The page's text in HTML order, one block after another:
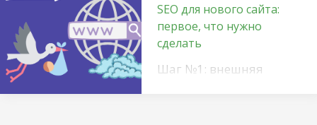
SEO для нового сайта:
первое, что нужно
сделать
Шаг №1: внешняя